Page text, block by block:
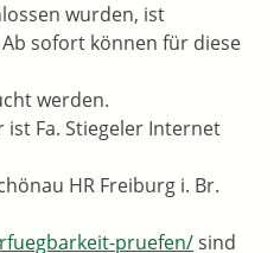
wurden, ist
sofort können für diese
werden.
Fa. Stiegeler Internet
HR Freiburg i. Br.
pruefen/sind